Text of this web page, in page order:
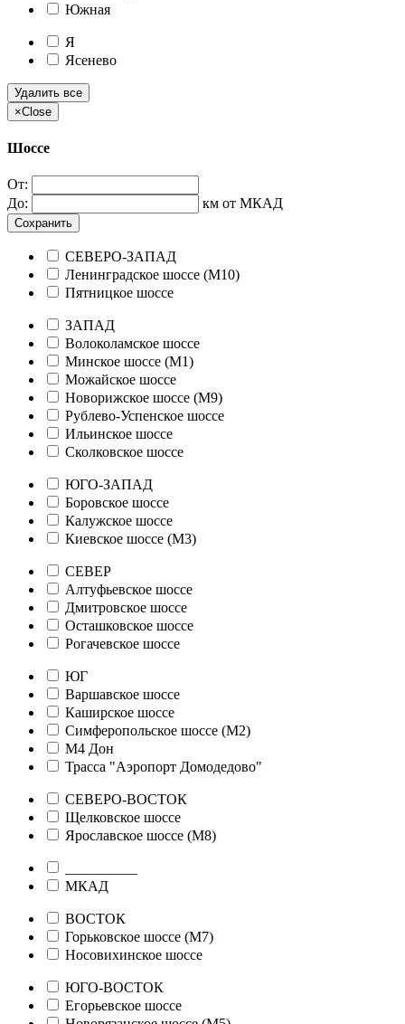
Южная
Я
Ясенево
Удалить все
×Close
Шоссе
От:
До:
км от МКАД
Сохранить
СЕВЕРО-ЗАПАД
Ленинградское шоссе (М10)
Пятницкое шоссе
ЗАПАД
Волоколамское шоссе
Минское шоссе (М1)
Можайское шоссе
Новорижское шоссе (М9)
Рублево-Успенское шоссе
Ильинское шоссе
Сколковское шоссе
ЮГО-ЗАПАД
Боровское шоссе
Калужское шоссе
Киевское шоссе (М3)
СЕВЕР
Алтуфьевское шоссе
Дмитровское шоссе
Осташковское шоссе
Рогачевское шоссе
ЮГ
Варшавское шоссе
Каширское шоссе
Симферопольское шоссе (М2)
М4 Дон
Трасса "Аэропорт Домодедово"
СЕВЕРО-ВОСТОК
Щелковское шоссе
Ярославское шоссе (М8)
МКАД
ВОСТОК
Горьковское шоссе (М7)
Носовихинское шоссе
ЮГО-ВОСТОК
Егорьевское шоссе